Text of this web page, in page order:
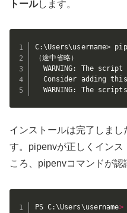
トールします。
C:\Users\username>
（途中省略）
WARNING: The script
Consider adding
WARNING: The
インストールは完了しまし
す。pipenvが正しくインス
ころ、pipenvコマンドが認
PS C:\Users\username>